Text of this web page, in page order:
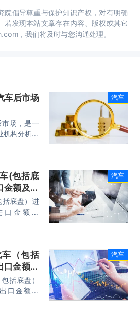
院倡导尊重与保护知识产权，对有明确
若发现本站文章存在内容、版权或其它
，我们将及时与您沟通处理。
车后市场
市场，是一
机构分析，
破一万亿
汽车
(包括底
金额及进
底盘）进
金额为
均价为
汽车
（包括
口金额及
括底盘）
口金额为
口均价为
汽车